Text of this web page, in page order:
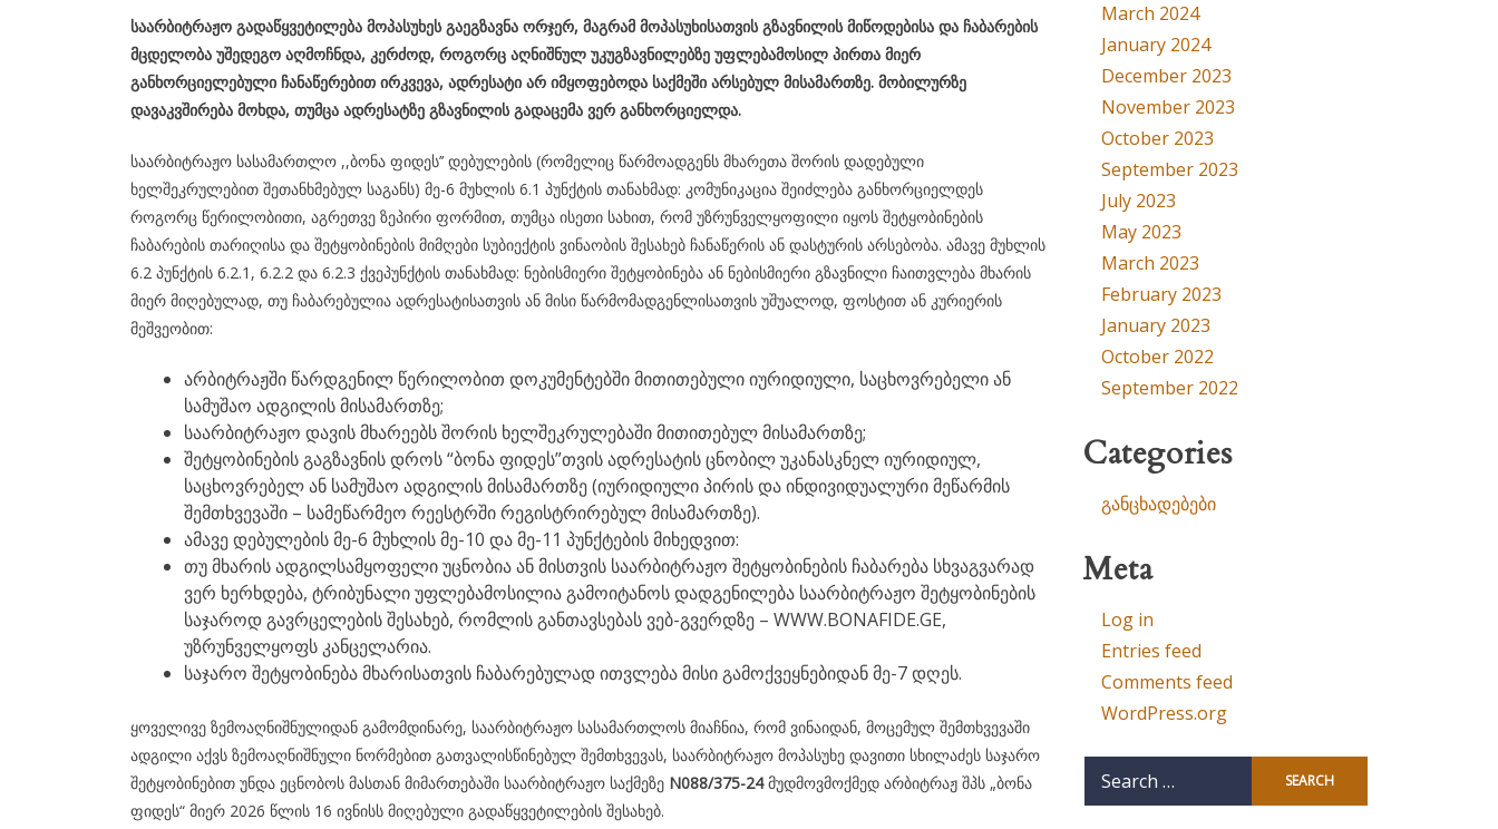
საარბიტრაჟო გადაწყვეტილება მოპასუხეს გაეგზავნა ორჯერ, მაგრამ მოპასუხისათვის გზავნილის მიწოდებისა და ჩაბარების
მცდელობა უშედეგო აღმოჩნდა, კერძოდ, როგორც აღნიშნულ უკუგზავნილებზე უფლებამოსილ პირთა მიერ
განხორციელებული ჩანაწერებით ირკვევა, ადრესატი არ იმყოფებოდა საქმეში არსებულ მისამართზე. მობილურზე
დავაკვშირება მოხდა, თუმცა ადრესატზე გზავნილის გადაცემა ვერ განხორციელდა.
საარბიტრაჟო სასამართლო ,,ბონა ფიდეს’’ დებულების (რომელიც წარმოადგენს მხარეთა შორის დადებული
ხელშეკრულებით შეთანხმებულ საგანს) მე-6 მუხლის 6.1 პუნქტის თანახმად: კომუნიკაცია შეიძლება განხორციელდეს
როგორც წერილობითი, აგრეთვე ზეპირი ფორმით, თუმცა ისეთი სახით, რომ უზრუნველყოფილი იყოს შეტყობინების
ჩაბარების თარიღისა და შეტყობინების მიმღები სუბიექტის ვინაობის შესახებ ჩანაწერის ან დასტურის არსებობა. ამავე მუხლის
6.2 პუნქტის 6.2.1, 6.2.2 და 6.2.3 ქვეპუნქტის თანახმად: ნებისმიერი შეტყობინება ან ნებისმიერი გზავნილი ჩაითვლება მხარის
მიერ მიღებულად, თუ ჩაბარებულია ადრესატისათვის ან მისი წარმომადგენლისათვის უშუალოდ, ფოსტით ან კურიერის
მეშვეობით:
არბიტრაჟში წარდგენილ წერილობით დოკუმენტებში მითითებული იურიდიული, საცხოვრებელი ან
სამუშაო ადგილის მისამართზე;
საარბიტრაჟო დავის მხარეებს შორის ხელშეკრულებაში მითითებულ მისამართზე;
შეტყობინების გაგზავნის დროს “ბონა ფიდეს”თვის ადრესატის ცნობილ უკანასკნელ იურიდიულ,
საცხოვრებელ ან სამუშაო ადგილის მისამართზე (იურიდიული პირის და ინდივიდუალური მეწარმის
შემთხვევაში – სამეწარმეო რეესტრში რეგისტრირებულ მისამართზე).
ამავე დებულების მე-6 მუხლის მე-10 და მე-11 პუნქტების მიხედვით:
თუ მხარის ადგილსამყოფელი უცნობია ან მისთვის საარბიტრაჟო შეტყობინების ჩაბარება სხვაგვარად
ვერ ხერხდება, ტრიბუნალი უფლებამოსილია გამოიტანოს დადგენილება საარბიტრაჟო შეტყობინების
საჯაროდ გავრცელების შესახებ, რომლის განთავსებას ვებ-გვერდზე – WWW.BONAFIDE.GE,
უზრუნველყოფს კანცელარია.
საჯარო შეტყობინება მხარისათვის ჩაბარებულად ითვლება მისი გამოქვეყნებიდან მე-7 დღეს.
ყოველივე ზემოაღნიშნულიდან გამომდინარე, საარბიტრაჟო სასამართლოს მიაჩნია, რომ ვინაიდან, მოცემულ შემთხვევაში
ადგილი აქვს ზემოაღნიშნული ნორმებით გათვალისწინებულ შემთხვევას, საარბიტრაჟო მოპასუხე დავითი სხილაძეს საჯარო
შეტყობინებით უნდა ეცნობოს მასთან მიმართებაში საარბიტრაჟო საქმეზე N088/375-24მუდმოვმოქმედ არბიტრაჟ შპს „ბონა
ფიდეს“ მიერ 2026 წლის 16 ივნისს მიღებული გადაწყვეტილების შესახებ.
March 2024
January 2024
December 2023
November 2023
October 2023
September 2023
July 2023
May 2023
March 2023
February 2023
January 2023
October 2022
September 2022
Categories
განცხადებები
Meta
Log in
Entries feed
Comments feed
WordPress.org